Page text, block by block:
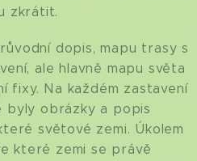
zkrátit.
dopis, mapu trasy s
ale hlavně mapu světa
fixy. Na každém zastavení
byly obrázky a popis
světové zemi. Úkolem
které zemi se právě